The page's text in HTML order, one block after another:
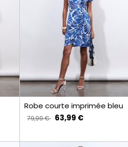
Robe courte imprimée bleu
79,99 € 63,99 €